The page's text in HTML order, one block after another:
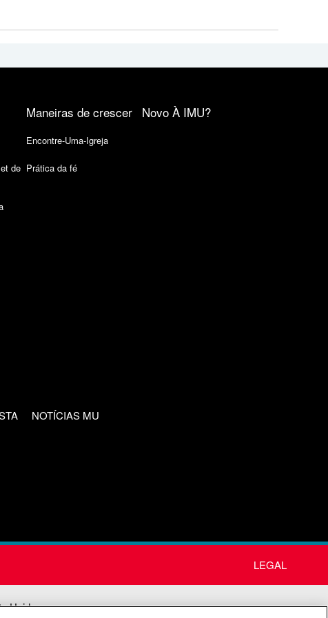
de
Maneiras de crescer
Encontre-Uma-Igreja
Prática da fé
Novo À IMU?
NOTÍCIAS MU
LEGAL
Unida